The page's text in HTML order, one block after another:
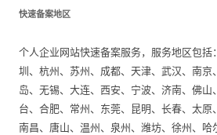
快速备案地区
个人企业网站快速备案服务，服务地区包括
圳、杭州、苏州、成都、天津、武汉、南
岛、无锡、大连、西安、宁波、济南、佛山
台、合肥、常州、东莞、昆明、长春、太原
南昌、唐山、温州、泉州、潍坊、徐州、哈